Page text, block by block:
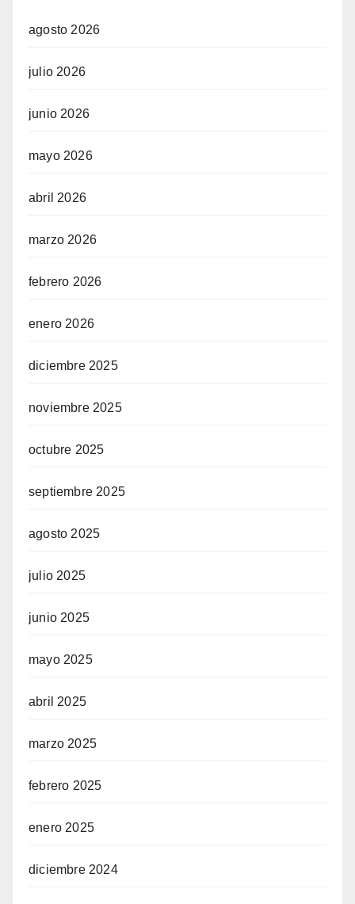
agosto 2026
julio 2026
junio 2026
mayo 2026
abril 2026
marzo 2026
febrero 2026
enero 2026
diciembre 2025
noviembre 2025
octubre 2025
septiembre 2025
agosto 2025
julio 2025
junio 2025
mayo 2025
abril 2025
marzo 2025
febrero 2025
enero 2025
diciembre 2024